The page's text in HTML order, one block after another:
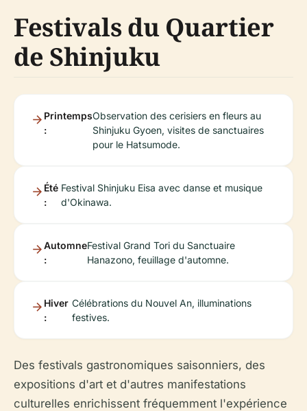
Festivals du Quartier
de Shinjuku
Printemps
:
Observation des cerisiers en fleurs au
Shinjuku Gyoen, visites de sanctuaires
pour le Hatsumode.
Été
:
Festival Shinjuku Eisa avec danse et musique
d'Okinawa.
Automne
:
Festival Grand Tori du Sanctuaire
Hanazono, feuillage d'automne.
Hiver
:
Célébrations du Nouvel An, illuminations
festives.
Des festivals gastronomiques saisonniers, des
expositions d'art et d'autres manifestations
culturelles enrichissent fréquemment l'expérience